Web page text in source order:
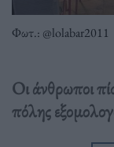
Φωτ.: @lolabar2011
Οι άνθρωποι
πόλης